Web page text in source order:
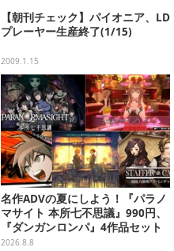
【朝刊チェック】パイオニア、LD
プレーヤー生産終了(1/15)
2009.1.15
名作ADVの夏にしよう！『パラノ
マサイト 本所七不思議』990円、
『ダンガンロンパ』4作品セット
で3,060円、“お紳士”な恋愛ADV
2026.8.8